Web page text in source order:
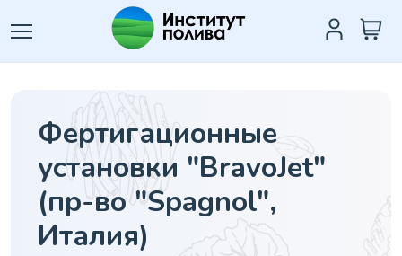
Фертигационные
установки "BravoJet"
(пр-во "Spagnol",
Италия)